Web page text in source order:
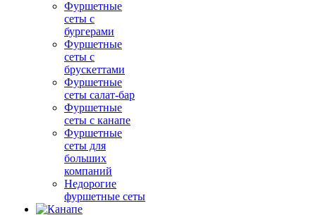
Фуршетные
сеты с
бургерами
Фуршетные
сеты с
брускеттами
Фуршетные
сеты салат-бар
Фуршетные
сеты с канапе
Фуршетные
сеты для
больших
компаний
Недорогие
фуршетные сеты